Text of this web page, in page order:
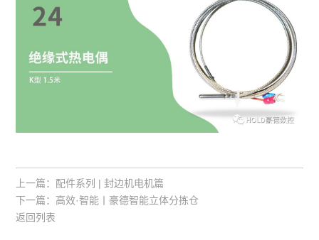
上一篇： 配件系列 | 封边机电机篇
返回列表
下一篇： 高效·智能丨豪德智能立体分拣仓